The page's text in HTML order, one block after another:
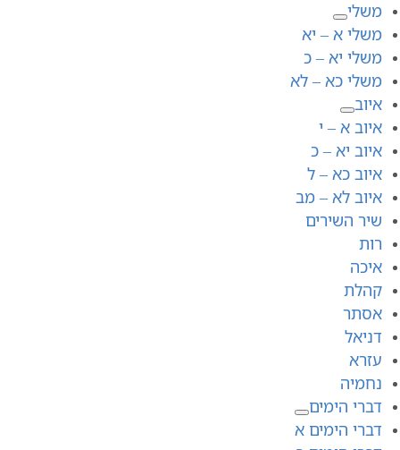
משלי
משלי א – יא
משלי יא – כ
משלי כא – לא
איוב
איוב א – י
איוב יא – כ
איוב כא – ל
איוב לא – מב
שיר השירים
רות
איכה
קהלת
אסתר
דניאל
עזרא
נחמיה
דברי הימים
דברי הימים א